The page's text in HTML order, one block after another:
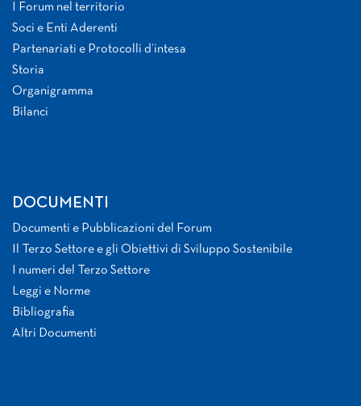
I Forum nel territorio
Soci e Enti Aderenti
Partenariati e Protocolli d’intesa
Storia
Organigramma
Bilanci
DOCUMENTI
Documenti e Pubblicazioni del Forum
Il Terzo Settore e gli Obiettivi di Sviluppo Sostenibile
I numeri del Terzo Settore
Leggi e Norme
Bibliografia
Altri Documenti